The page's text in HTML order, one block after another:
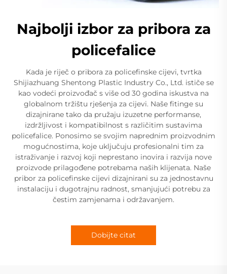
Najbolji izbor za pribora za
policefalice
Kada je riječ o pribora za policefinske cijevi, tvrtka
Shijiazhuang Shentong Plastic Industry Co., Ltd. ističe se
kao vodeći proizvođač s više od 30 godina iskustva na
globalnom tržištu rješenja za cijevi. Naše fitinge su
dizajnirane tako da pružaju izuzetne performanse,
izdržljivost i kompatibilnost s različitim sustavima
policefalice. Ponosimo se svojim naprednim proizvodnim
mogućnostima, koje uključuju profesionalni tim za
istraživanje i razvoj koji neprestano inovira i razvija nove
proizvode prilagođene potrebama naših klijenata. Naše
pribor za policefinske cijevi dizajnirani su za jednostavnu
instalaciju i dugotrajnu radnost, smanjujući potrebu za
čestim zamjenama i održavanjem.
Dobijte citat